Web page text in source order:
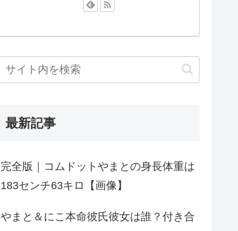
最新記事
完全版｜コムドットやまとの身長体重は
183センチ63キロ【画像】
やまと＆にこ本命彼氏彼女は誰？付き合